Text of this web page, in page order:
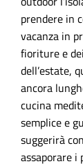
prendere in
vacanza in
fioriture e
dell’estate,
ancora
cucina
semplice e
suggerirà
assaporare